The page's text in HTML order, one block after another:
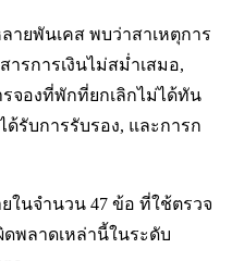
ายพันเคส พบว่าสาเหตุการ
รการเงินไม่สม่ำเสมอ,
รจองที่พักที่ยกเลิกไม่ได้ทัน
ด้รับการรับรอง, และการก
ยในจำนวน 47 ข้อ ที่ใช้ตรวจ
พลาดเหล่านี้ในระดับ